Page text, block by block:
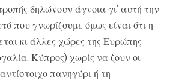
δηλώνουν άγνοια γι’ αυτή την
που γνωρίζουμε όμως είναι ότι η
κι άλλες χώρες της Ευρώπης
Κύπρος) χωρίς να ζουν οι
πανηγύρι ή τη